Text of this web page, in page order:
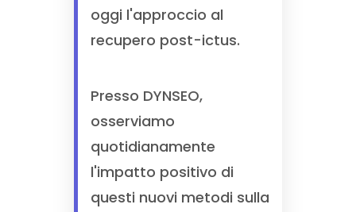
oggi l'approccio al
recupero post-ictus.
Presso DYNSEO,
osserviamo
quotidianamente
l'impatto positivo di
questi nuovi metodi sulla